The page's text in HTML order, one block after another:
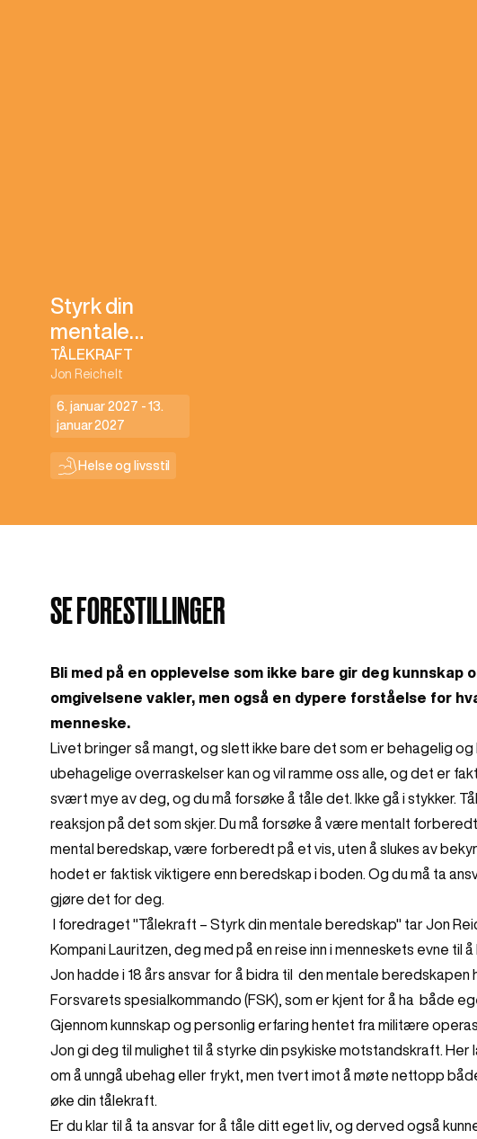
TÅLEKRAFT
Jon Reichelt
Styrk din
mentale
beredskap
med Jon
Reichelt
6. januar 2027 - 13.
januar 2027
Helse og livsstil
SE FORESTILLINGER
Bli med på en opplevelse som ikke bare gir deg kunnskap
omgivelsene vakler, men også en dypere forståelse for
menneske.
Livet bringer så mangt, og slett ikke bare det som er behagelig
ubehagelige overraskelser kan og vil ramme oss alle, og det er
svært mye av deg, og du må forsøke å tåle det. Ikke gå i stykker.
reaksjon på det som skjer. Du må forsøke å være mentalt
mental beredskap, være forberedt på et vis, uten å slukes av
hodet er faktisk viktigere enn beredskap i boden. Og du må ta
gjøre det for deg.
I foredraget "Tålekraft – Styrk din mentale beredskap" tar Jon
Kompani Lauritzen, deg med på en reise inn i menneskets evne til
Jon hadde i 18 års ansvar for å bidra til den mentale
Forsvarets spesialkommando (FSK), som er kjent for å ha både
Gjennom kunnskap og personlig erfaring hentet fra militære
Jon gi deg til mulighet til å styrke din psykiske motstandskraft.
om å unngå ubehag eller frykt, men tvert imot å møte nettopp
øke din tålekraft.
Er du klar til å ta ansvar for å tåle ditt eget liv, og derved også